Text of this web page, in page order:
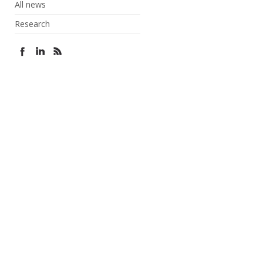
All news
Research